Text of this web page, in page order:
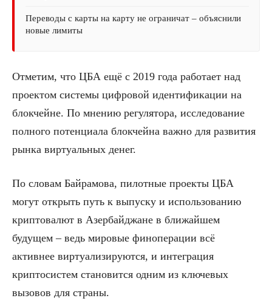
Переводы с карты на карту не ограничат – объяснили
новые лимиты
Отметим, что ЦБА ещё с 2019 года работает над
проектом системы цифровой идентификации на
блокчейне. По мнению регулятора, исследование
полного потенциала блокчейна важно для развития
рынка виртуальных денег.
По словам Байрамова, пилотные проекты ЦБА
могут открыть путь к выпуску и использованию
криптовалют в Азербайджане в ближайшем
будущем – ведь мировые финоперации всё
активнее виртуализируются, и интеграция
криптосистем становится одним из ключевых
вызовов для страны.